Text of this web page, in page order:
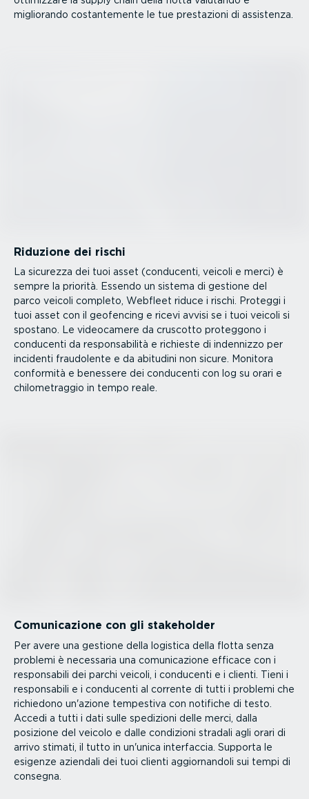
migliorando costan­te­mente le tue prestazioni di assistenza.
Riduzione dei rischi
La sicurezza dei tuoi asset (conducenti, veicoli e merci) è
sempre la priorità. Essendo un sistema di gestione del
parco veicoli completo, Webfleet riduce i rischi. Proteggi i
tuoi asset con il geofencing e ricevi avvisi se i tuoi veicoli si
spostano. Le videocamere da cruscotto proteggono i
conducenti da respon­sa­bilità e richieste di indennizzo per
incidenti fraudolente e da abitudini non sicure. Monitora
conformità e benessere dei conducenti con log su orari e
chilo­me­traggio in tempo reale.
Comuni­ca­zione con gli stakeholder
Per avere una gestione della logistica della flotta senza
problemi è necessaria una comuni­ca­zione efficace con i
respon­sabili dei parchi veicoli, i conducenti e i clienti. Tieni i
respon­sabili e i conducenti al corrente di tutti i problemi che
richiedono un'azione tempestiva con notifiche di testo.
Accedi a tutti i dati sulle spedizioni delle merci, dalla
posizione del veicolo e dalle condizioni stradali agli orari di
arrivo stimati, il tutto in un'unica interfaccia. Supporta le
esigenze aziendali dei tuoi clienti aggior­nandoli sui tempi di
consegna.